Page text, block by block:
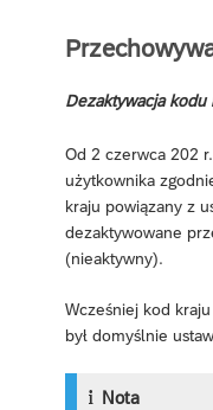
Dezaktywacja
Od 2 czerwca 202
użytkownika
kraju powiązany z
dezaktywowane
(nieaktywny).
Wcześniej kod
był domyślnie
Nota